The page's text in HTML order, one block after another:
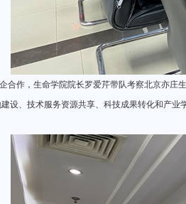
作，生命学院院长罗爱芹带队考察北京亦庄
设、技术服务资源共享、科技成果转化和产业